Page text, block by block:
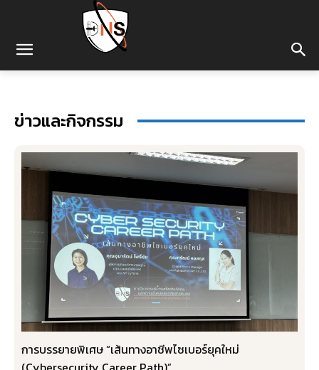
ข่าวและกิจกรรม
การบรรยายพิเศษ “เส้นทางอาชีพไซเบอร์ยุคใหม่